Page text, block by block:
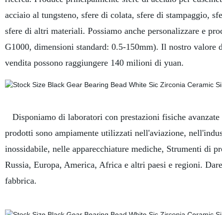
acciaio al tungsteno, sfere di colata, sfere di stampaggio,
sfere di altri materiali. Possiamo anche personalizzare e
G1000, dimensioni standard: 0.5-150mm). Il nostro
vendita possono raggiungere 140 milioni di yuan.
Disponiamo di laboratori con prestazioni fisiche
prodotti sono ampiamente utilizzati nell'aviazione,
inossidabile, nelle apparecchiature mediche, Strumenti di
Russia, Europa, America, Africa e altri paesi e regioni.
fabbrica.